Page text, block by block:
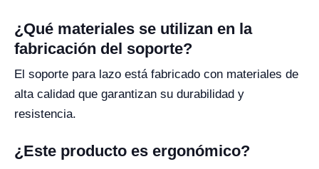
¿Qué materiales se utilizan en la
fabricación del soporte?
El soporte para lazo está fabricado con materiales de
alta calidad que garantizan su durabilidad y
resistencia.
¿Este producto es ergonómico?